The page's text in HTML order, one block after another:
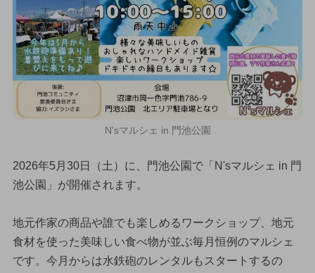
N'sマルシェ in 門池公園
2026年5月30日（土）に、門池公園で「N'sマルシェ in 門
池公園」が開催されます。
地元作家の商品や誰でも楽しめるワークショップ、地元
食材を使った美味しい食べ物が並ぶ毎月恒例のマルシェ
です。今月からは水鉄砲のレンタルもスタートするの